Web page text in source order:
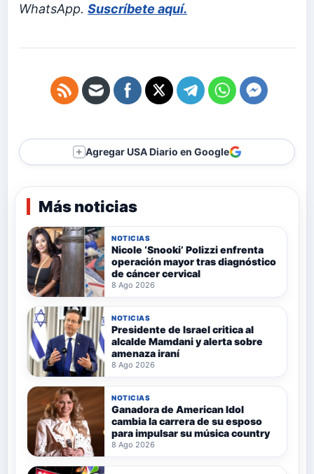
WhatsApp. Suscríbete aquí.
＋ Agregar USA Diario en Google
Más noticias
NOTICIAS
Nicole ‘Snooki’ Polizzi enfrenta
operación mayor tras diagnóstico
de cáncer cervical
8 Ago 2026
NOTICIAS
Presidente de Israel critica al
alcalde Mamdani y alerta sobre
amenaza iraní
8 Ago 2026
NOTICIAS
Ganadora de American Idol
cambia la carrera de su esposo
para impulsar su música country
8 Ago 2026